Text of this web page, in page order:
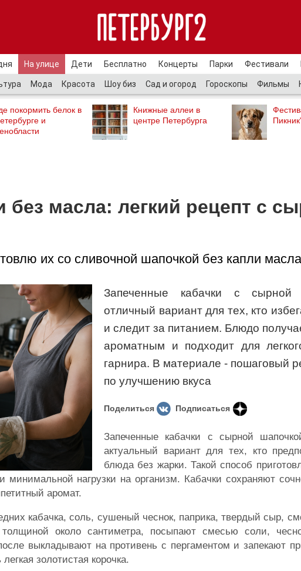
На улице Дети Бесплатно Концерты Парки Фестивали
Мода Красота Шоу биз Сад и огород Гороскопы Фильмы
покормить белок в
и
Книжные аллеи в
центре Петербурга
без масла: легкий рецепт с
их со сливочной шапочкой без капли масла
Запеченные кабачки с
отличный вариант для тех, кто
и следит за питанием. Блюдо
ароматным и подходит для
гарнира. В материале - пошаговый
по улучшению вкуса
Поделиться Подписаться
Запеченные кабачки с сырной
актуальный вариант для тех, кто
блюда без жарки. Такой способ
минимальной нагрузки на организм. Кабачки сохраняют
аромат.
кабачка, соль, сушеный чеснок, паприка, твердый сыр,
около сантиметра, посыпают смесью соли,
выкладывают на противень с пергаментом и запекают
золотистая корочка.